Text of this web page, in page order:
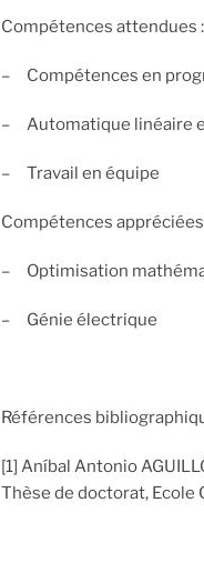
Compétences attendues :
– Compétences en
– Automatique linéaire
– Travail en équipe
Compétences
– Optimisation
– Génie électrique
Références
[1] Aníbal Antonio
Thèse de doctorat, Ecole